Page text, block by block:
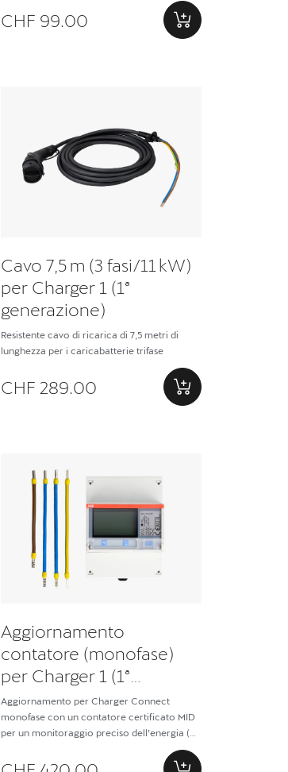
CHF 99.00
Cavo 7,5 m (3 fasi/11 kW)
per Charger 1 (1ª
generazione)
Resistente cavo di ricarica di 7,5 metri di
lunghezza per i caricabatterie trifase
CHF 289.00
Aggiornamento
contatore (monofase)
per Charger 1 (1ª
generazione)
Aggiornamento per Charger Connect
monofase con un contatore certificato MID
per un monitoraggio preciso dell’energia (è